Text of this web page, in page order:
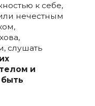
к себе,
нечестным
слушать
и